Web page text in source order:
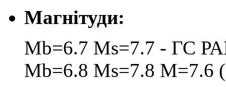
Магнітуди:
Mb=6.7 Ms=7.7 - ГС
Mb=6.8 Ms=7.8 M=7.6